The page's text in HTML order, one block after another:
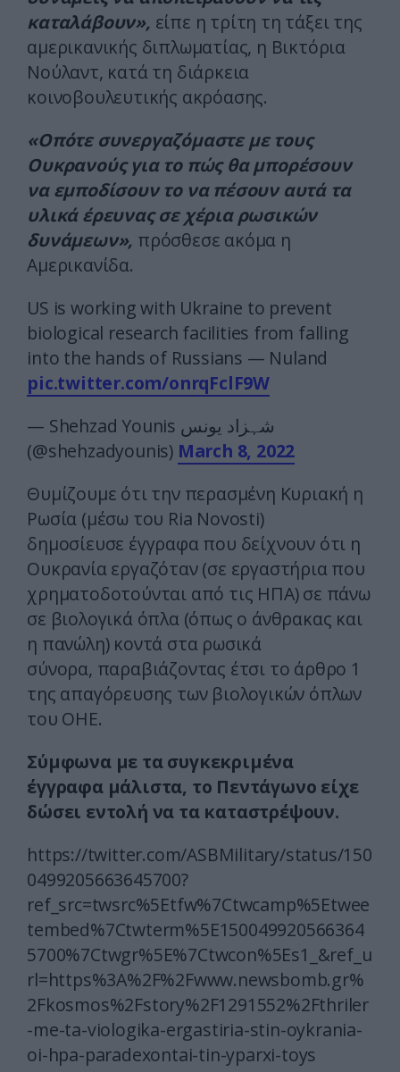
καταλάβουν», είπε η τρίτη τη τάξει της
αμερικανικής διπλωματίας, η Βικτόρια
Νούλαντ, κατά τη διάρκεια
κοινοβουλευτικής ακρόασης.
«Οπότε συνεργαζόμαστε με τους
Ουκρανούς για το πώς θα μπορέσουν
να εμποδίσουν το να πέσουν αυτά τα
υλικά έρευνας σε χέρια ρωσικών
δυνάμεων», πρόσθεσε ακόμα η
Αμερικανίδα.
US is working with Ukraine to prevent
biological research facilities from falling
into the hands of Russians — Nuland
pic.twitter.com/onrqFclF9W
— Shehzad Younis شہزاد یونس
(@shehzadyounis) March 8, 2022
Θυμίζουμε ότι την περασμένη Κυριακή η
Ρωσία (μέσω του Ria Novosti)
δημοσίευσε έγγραφα που δείχνουν ότι η
Ουκρανία εργαζόταν (σε εργαστήρια που
χρηματοδοτούνται από τις ΗΠΑ) σε πάνω
σε βιολογικά όπλα (όπως ο άνθρακας και
η πανώλη) κοντά στα ρωσικά
σύνορα, παραβιάζοντας έτσι το άρθρο 1
της απαγόρευσης των βιολογικών όπλων
του ΟΗΕ.
Σύμφωνα με τα συγκεκριμένα
έγγραφα μάλιστα, το Πεντάγωνο είχε
δώσει εντολή να τα καταστρέψουν.
https://twitter.com/ASBMilitary/status/150
0499205663645700?
ref_src=twsrc%5Etfw%7Ctwcamp%5Etwee
tembed%7Ctwterm%5E150049920566364
5700%7Ctwgr%5E%7Ctwcon%5Es1_&ref_u
rl=https%3A%2F%2Fwww.newsbomb.gr%
2Fkosmos%2Fstory%2F1291552%2Fthriler
-me-ta-viologika-ergastiria-stin-oykrania-
oi-hpa-paradexontai-tin-yparxi-toys